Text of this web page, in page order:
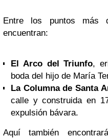
Entre los puntos más
encuentran:
El Arco del Triunfo,
boda del hijo de María
La Columna de Santa
calle y construida en
expulsión bávara.
Aquí también